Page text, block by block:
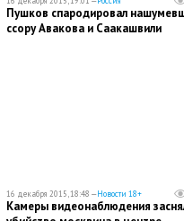
Пушков спародировал
ссору Авакова и Саакашвили
16 декабря 2015, 18:48 —Новости 18+
Камеры видеонаблюдения